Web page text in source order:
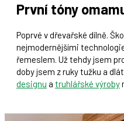
První tóny
Poprvé v dřevařské dílně.
nejmodernějšími
řemeslem. Už tehdy jsem
doby jsem z ruky tužku a
designu a truhlářské výroby